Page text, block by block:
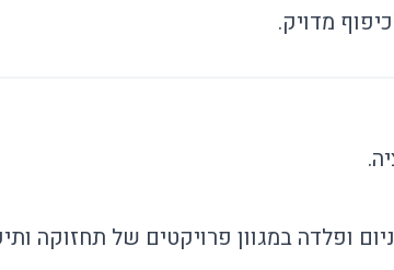
מדויק.
ופלדה במגוון פרויקטים של תחזוקה